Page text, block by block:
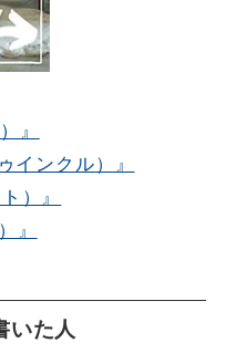
』
インクル）』
）』
』
いた人